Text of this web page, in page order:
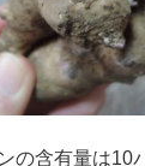
の含有量は10